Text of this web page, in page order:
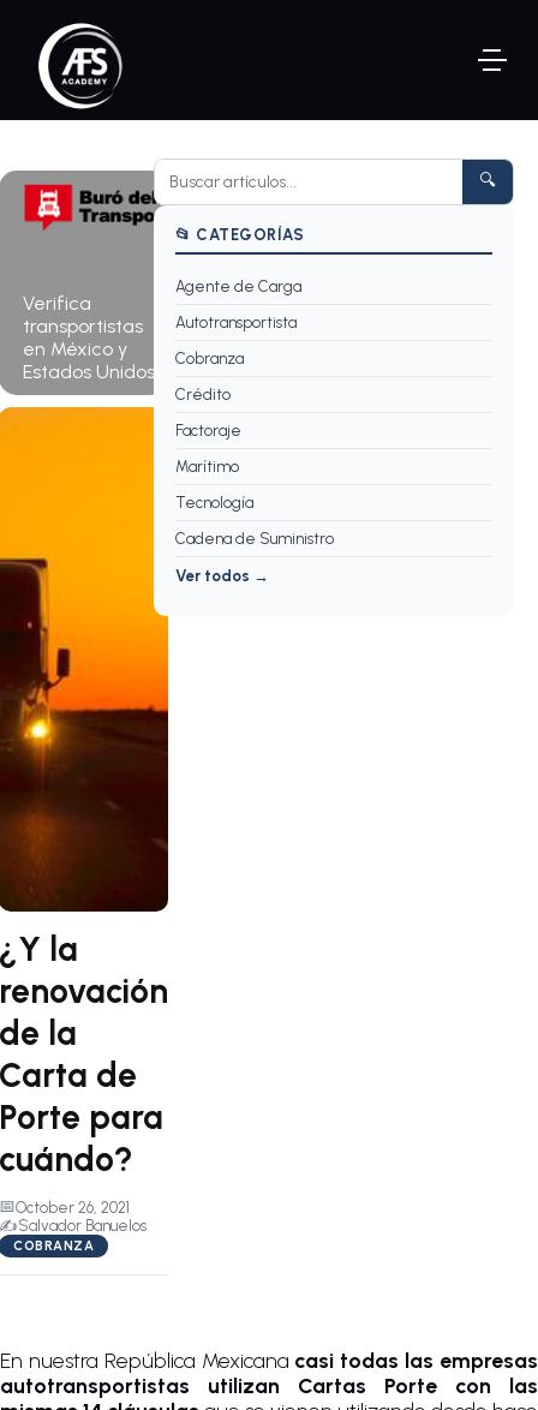
📅October 26, 2021
✍️Salvador Banuelos
COBRANZA
Verifica
transportistas
en México y
Estados Unidos.
¿Y la
renovación
de la
Carta de
Porte para
cuándo?
🔍
📂 CATEGORÍAS
Agente de Carga
Autotransportista
Cobranza
Crédito
Factoraje
Marítimo
Tecnología
Cadena de Suministro
Ver todos →
En nuestra República Mexicana casi todas las empresas
autotransportistas utilizan Cartas Porte con las